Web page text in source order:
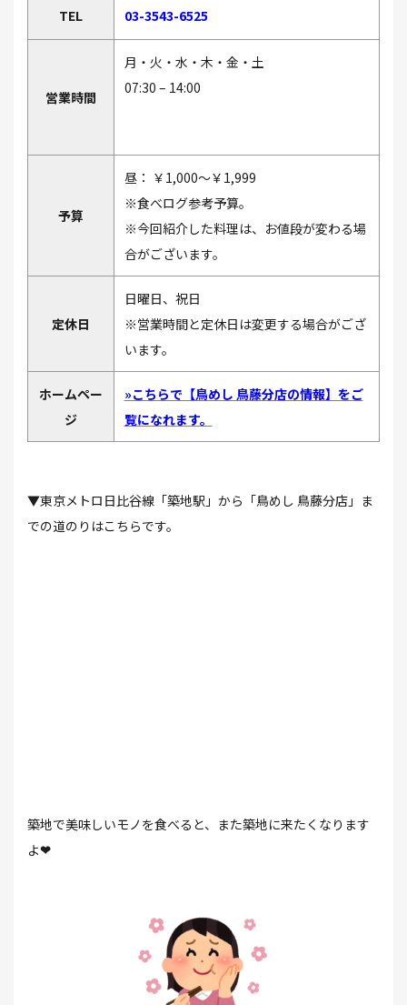
TEL 03-3543-6525
営業時間
月・火・水・木・金・土
07:30 – 14:00
予算
昼： ￥1,000～￥1,999
※食べログ参考予算。
※今回紹介した料理は、お値段が変わる場
合がございます。
定休日
日曜日、祝日
※営業時間と定休日は変更する場合がござ
います。
ホームペー
ジ
»こちらで【鳥めし 鳥藤分店の情報】をご
覧になれます。
▼東京メトロ日比谷線「築地駅」から「鳥めし 鳥藤分店」ま
での道のりはこちらです。
築地で美味しいモノを食べると、また築地に来たくなります
よ❤